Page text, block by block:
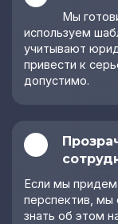
Мы
используем
учитывают
привести к
допустимо.
Если мы
перспектив, мы
знать об этом